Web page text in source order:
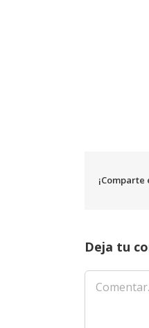
¡Comparte
Deja tu
Comentar